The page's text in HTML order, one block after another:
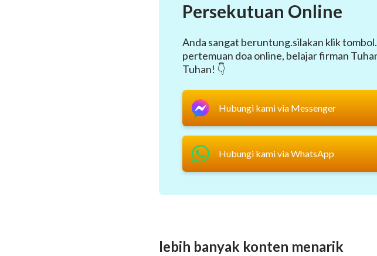
Persekutuan Online
Anda sangat beruntung.silakan klik
pertemuan doa online, belajar firman
Tuhan! 👇
Hubungi kami via Messenger
Hubungi kami via WhatsApp
lebih banyak konten menarik